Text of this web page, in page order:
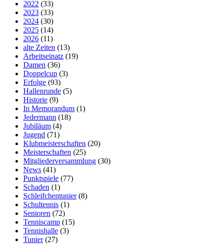
2022 (33)
2023 (33)
2024 (30)
2025 (14)
2026 (11)
alte Zeiten (13)
Arbeitseinatz (19)
Damen (36)
Doppelcup (3)
Erfolge (93)
Hallenrunde (5)
Historie (9)
In Memorandum (1)
Jedermann (18)
Jubiläum (4)
Jugend (71)
Klubmeisterschaften (20)
Meisterschaften (25)
Mitgliederversammlung (30)
News (41)
Punktspiele (77)
Schaden (1)
Schleifchentunier(8)
Schultennis (1)
Senioren (72)
Tenniscamp (15)
Tennishalle (3)
Tunier(27)